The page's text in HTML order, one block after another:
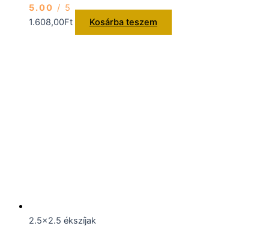
5.00 / 5
1.608,00Ft Kosárba teszem
2.5x2.5 ékszíjak